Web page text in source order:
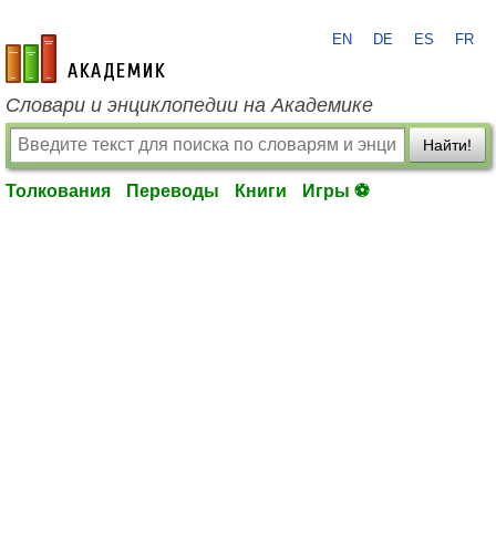
academic.ru
EN DE ES FR
Словари и энциклопедии на Академике
Найти!
Толкования Переводы Книги Игры ⚽